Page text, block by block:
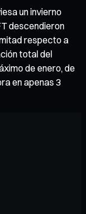
un invierno
descendieron
respecto a
total del
de enero, de
en apenas 3